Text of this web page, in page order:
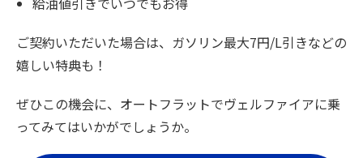
ご契約いただいた場合は、ガソリン最大7円/L引きなどの
嬉しい特典も！
ぜひこの機会に、オートフラットでヴェルファイアに乗
ってみてはいかがでしょうか。